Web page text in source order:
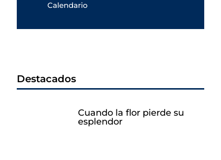
Calendario
Destacados
Cuando la flor pierde su
esplendor